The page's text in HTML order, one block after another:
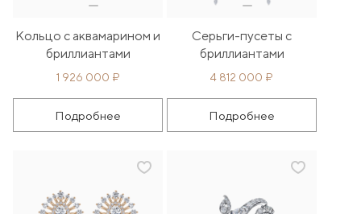
1 926 000 ₽
Кольцо с аквамарином и
бриллиантами
Подробнее
4 812 000 ₽
Серьги-пусеты с
бриллиантами
Подробнее